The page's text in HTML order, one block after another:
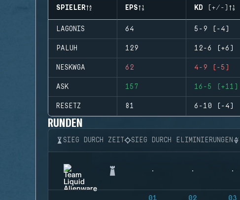
SPIELER EPS KD (+/-)
LAGONIS 64 5-9 (-4)
PALUH 129 12-6 (+6)
NESKWGA 62 4-9 (-5)
ASK 157 16-5 (+11)
RESETZ 81 6-10 (-4)
RUNDEN
SIEG DURCH ZEIT SIEG DURCH ELIMINIERUNGEN